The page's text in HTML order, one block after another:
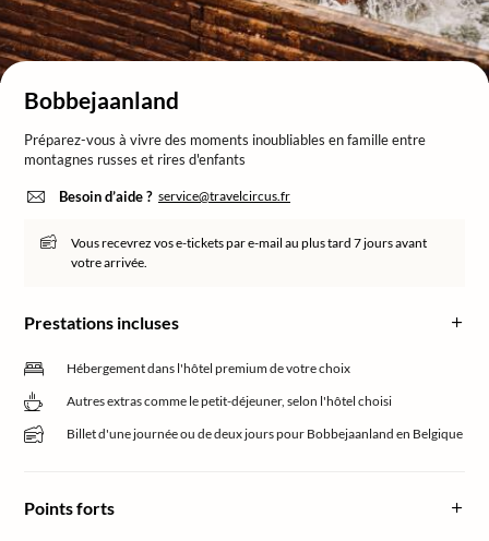
Bobbejaanland
Préparez-vous à vivre des moments inoubliables en famille entre
montagnes russes et rires d'enfants
Besoin d’aide ? service@travelcircus.fr
Vous recevrez vos e-tickets par e-mail au plus tard 7 jours avant
votre arrivée.
Prestations incluses
Hébergement dans l'hôtel premium de votre choix
Autres extras comme le petit-déjeuner, selon l'hôtel choisi
Billet d'une journée ou de deux jours pour Bobbejaanland en Belgique
Points forts